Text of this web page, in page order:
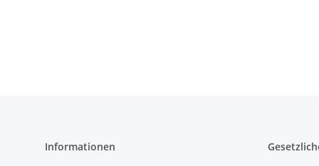
Informationen